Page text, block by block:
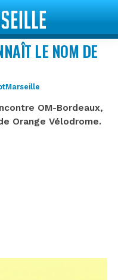
LE NOM DE
OM-Bordeaux,
Orange Vélodrome.